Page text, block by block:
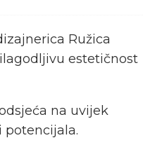
Ružica
estetičnost
na uvijek
potencijala.